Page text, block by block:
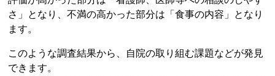
さ」となり、不満の高かった部分は「食事の内容」となり
ます。
このような調査結果から、自院の取り組む課題などが発見
できます。